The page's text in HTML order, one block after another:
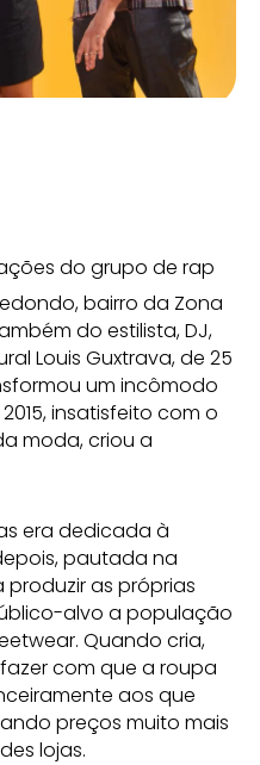
do grupo de rap
bairro da Zona
do estilista, DJ,
Louis Guxtrava, de 25
um incômodo
insatisfeito com o
moda, criou a
era dedicada à
pautada na
produzir as próprias
alvo a população
Quando cria,
com que a roupa
aos que
preços muito mais
lojas.